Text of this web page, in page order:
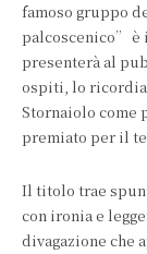
famoso gruppo
palcoscenico”
presenterà al
ospiti, lo
Stornaiolo come
premiato per il
Il titolo trae
con ironia e
divagazione che